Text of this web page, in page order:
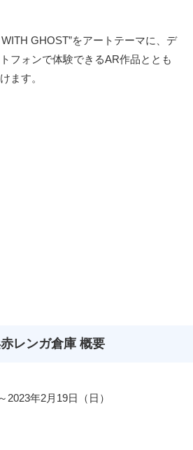
GHOST”をアートテーマに、デ
フォンで体験できるAR作品ととも
ます。
レンガ倉庫 概要
2023年2月19日（日）